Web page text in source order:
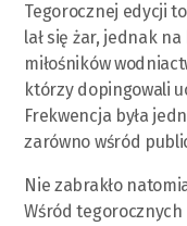
Tegorocznej edycji
lał się żar, jednak
miłośników
którzy dopingowali
Frekwencja była
zarówno wśród
Nie zabrakło
Wśród tegorocznych